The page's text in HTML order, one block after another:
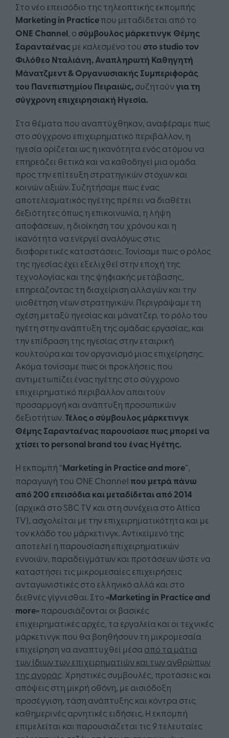
Στο νέο επεισόδιο της τηλεοπτικής εκπομπής
Marketing in Practiceπου μεταδίδεται από το
ONE Channel, οσύμβουλος μάρκετινγκ Θέμης
Σαρανταένας με καλεσμένο του στο studioτον
Φιλόθεο Νταλιάνη, Αναπληρωτή Καθηγητή
Μάνατζμεντ & Οργανωσιακής Συμπεριφοράς
του Πανεπιστημίου Πειραιώς,συζητούνγια τη
σύγχρονη επιχειρησιακή Ηγεσία.
Στα θέματα που αναπτύχθηκαν, αναφέραμε πως
στο σύγχρονο επιχειρηματικό περιβάλλον, η
ηγεσία ορίζεται ως η ικανότητα ενός ατόμου να
επηρεάζει θετικά και να καθοδηγεί μια ομάδα
προς την επίτευξη στρατηγικών στόχων και
κοινών αξιών. Συζητήσαμε πως ένας
αποτελεσματικός ηγέτης πρέπει να διαθέτει
δεξιότητες όπως η επικοινωνία, η λήψη
αποφάσεων, η διοίκηση του χρόνου και η
ικανότητα να ενεργεί αναλόγως στις
διαφορετικές καταστάσεις. Τονίσαμε πως ο ρόλος
της ηγεσίας έχει εξελιχθεί στην εποχή της
τεχνολογίας και της ψηφιακής μετάβασης,
επηρεάζοντας τη διαχείριση αλλαγών και την
υιοθέτηση νέων στρατηγικών. Περιγράψαμε τη
σχέση μεταξύ ηγεσίας και μάνατζερ, το ρόλο του
ηγέτη στην ανάπτυξη της ομάδας εργασίας, και
την επίδραση της ηγεσίας στην εταιρική
κουλτούρα και τον οργανισμό μιας επιχείρησης.
Ακόμα τονίσαμε πως οι προκλήσεις που
αντιμετωπίζει ένας ηγέτης στο σύγχρονο
επιχειρηματικό περιβάλλον απαιτούν
προσαρμογή και ανάπτυξη προσωπικών
δεξιοτήτων. Τέλος ο σύμβουλος μάρκετινγκ
Θέμης Σαρανταένας παρουσίασε πως μπορεί να
χτίσει το personal brand του ένας Ηγέτης.
Η εκπομπή “Marketing in Practice and more”,
παραγωγή του ONE Channelπου μετρά πάνω
από 200 επεισόδια και μεταδίδεται από 2014
(αρχικά στο SBC TV και στη συνέχεια στο Attica
TV), ασχολείται με την επιχειρηματικότητα και με
τον κλάδο του μάρκετινγκ. Αντικείμενό της
αποτελεί η παρουσίαση επιχειρηματικών
εννοιών, παραδειγμάτων και προτάσεων ώστε να
καταστήσει τις μικρομεσαίες επιχειρήσεις
ανταγωνιστικές στο ελληνικό αλλά και στο
διεθνές γίγνεσθαι. Στο «Marketing in Practice and
more»παρουσιάζονται οι βασικές
επιχειρηματικές αρχές, τα εργαλεία και οι τεχνικές
μάρκετινγκ που θα βοηθήσουν τη μικρομεσαία
επιχείρηση να αναπτυχθεί μέσα από τα μάτια
των ίδιων των επιχειρηματιών και των ανθρώπων
της αγοράς. Χρηστικές συμβουλές, προτάσεις και
απόψεις στη μικρή οθόνη, με αισιόδοξη
προσέγγιση, τάση ανάπτυξης και κόντρα στις
καθημερινές αρνητικές ειδήσεις. Η εκπομπή
επιμελείται και παρουσιάζεται τις 9 τελευταίες